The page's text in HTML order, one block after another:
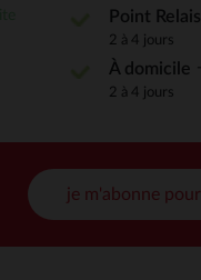
Point Relais
2 à 4 jours
À domicile
2 à 4 jours
je m'abonne pour